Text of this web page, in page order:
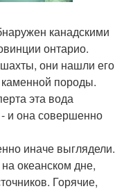
канадскими
онтарио.
они нашли его
породы.
эта вода
и она совершенно
иначе выглядели.
океанском дне,
Горячие,